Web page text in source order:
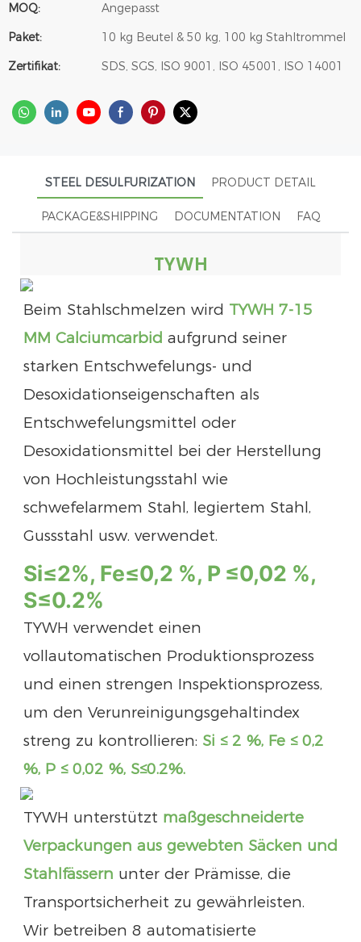
MOQ:
Angepasst
Paket:
10 kg Beutel & 50 kg, 100 kg Stahltrommel
Zertifikat:
SDS, SGS, ISO 9001, ISO 45001, ISO 14001
STEEL DESULFURIZATION PRODUCT DETAIL
PACKAGE&SHIPPING DOCUMENTATION FAQ
TYWH
Beim Stahlschmelzen wird TYWH 7-15
MM Calciumcarbid aufgrund seiner
starken Entschwefelungs- und
Desoxidationseigenschaften als
Entschwefelungsmittel oder
Desoxidationsmittel bei der Herstellung
von Hochleistungsstahl wie
schwefelarmem Stahl, legiertem Stahl,
Gussstahl usw. verwendet.
Si≤2%, Fe≤0,2 %, P ≤0,02 %,
S≤0.2%
TYWH verwendet einen
vollautomatischen Produktionsprozess
und einen strengen Inspektionsprozess,
um den Verunreinigungsgehaltindex
streng zu kontrollieren: Si ≤ 2 %, Fe ≤ 0,2
%, P ≤ 0,02 %, S≤0.2%.
TYWH unterstützt maßgeschneiderte
Verpackungen aus gewebten Säcken und
Stahlfässern unter der Prämisse, die
Transportsicherheit zu gewährleisten.
Wir betreiben 8 automatisierte